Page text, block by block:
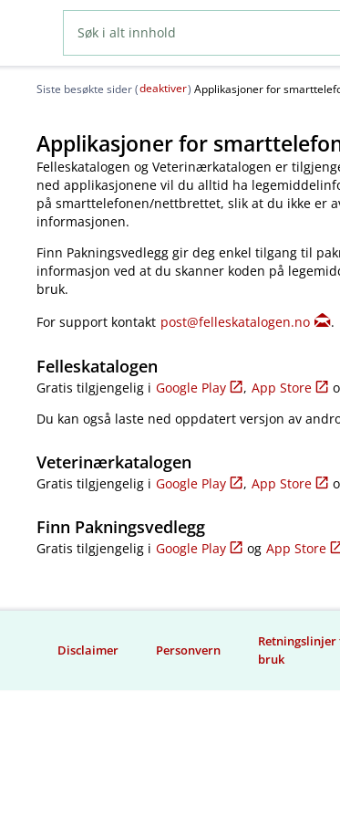
Siste besøkte sider (deaktiver) Applikasjoner for
Applikasjoner for
Felleskatalogen og Veterinærkatalogen er
ned applikasjonene vil du alltid ha
på smarttelefonen​/​nettbrettet, slik at du ikke er
informasjonen.
Finn Pakningsvedlegg gir deg enkel tilgang til
informasjon ved at du skanner koden på
bruk.
For support kontakt post@felleskatalogen.no .
Felleskatalogen
Gratis tilgjengelig i Google Play , App Store
Du kan også laste ned oppdatert versjon av
Veterinærkatalogen
Gratis tilgjengelig i Google Play , App Store
Finn Pakningsvedlegg
Gratis tilgjengelig i Google Play og App Store
Disclaimer Personvern
bruk